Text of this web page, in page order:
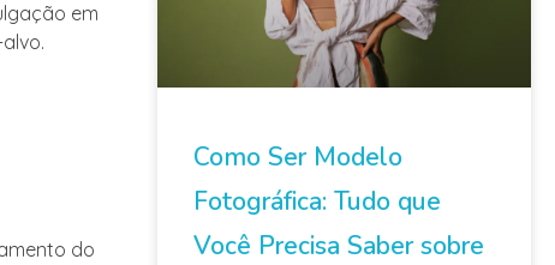
em
do
Como Ser Modelo
Fotográfica: Tudo que
Você Precisa Saber sobre